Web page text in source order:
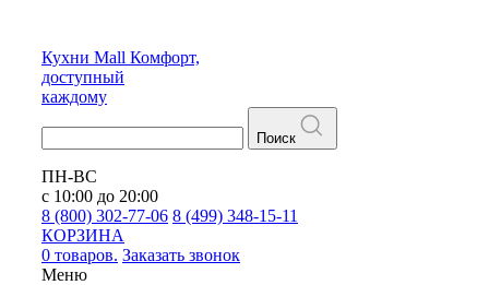
Кухни Mall Комфорт,
доступный
каждому
Поиск
ПН-ВС
с 10:00 до 20:00
8 (800) 302-77-06 8 (499) 348-15-11
КОРЗИНА
0 товаров. Заказать звонок
Меню